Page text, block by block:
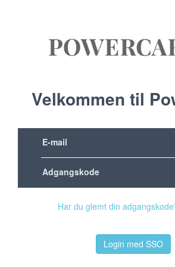
Velkommen til
Har du glemt din
Login med SSO